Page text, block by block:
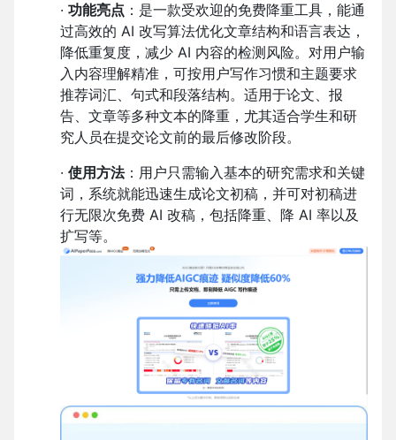
· 功能亮点 ：是一款受欢迎的免费降重工具，能通
过高效的 AI 改写算法优化文章结构和语言表达，
降低重复度，减少 AI 内容的检测风险。对用户输
入内容理解精准，可按用户写作习惯和主题要求
推荐词汇、句式和段落结构。适用于论文、报
告、文章等多种文本的降重，尤其适合学生和研
究人员在提交论文前的最后修改阶段。
· 使用方法：用户只需输入基本的研究需求和关键
词，系统就能迅速生成论文初稿，并可对初稿进
行无限次免费 AI 改稿，包括降重、降 AI 率以及
扩写等。